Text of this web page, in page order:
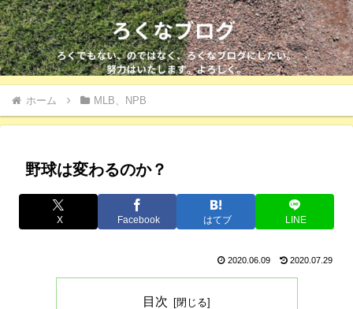
ホーム MLB、NPB
野球は変わるのか？
X Facebook はてブ LINE
2020.06.09 2020.07.29
目次